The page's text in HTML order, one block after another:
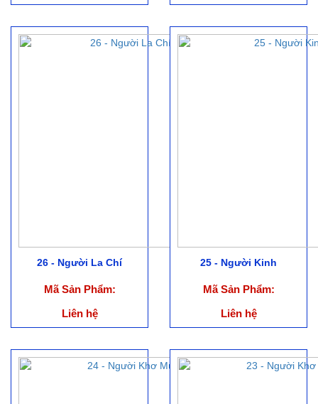
26 - Người La Chí
Mã Sản Phẩm:
Liên hệ
25 - Người Kinh
Mã Sản Phẩm:
Liên hệ